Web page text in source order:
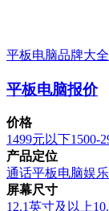
平板电脑品牌大全
平板电脑报价
价格
1499元以下1500-
产品定位
通话平板电脑娱
屏幕尺寸
12.1英寸及以上